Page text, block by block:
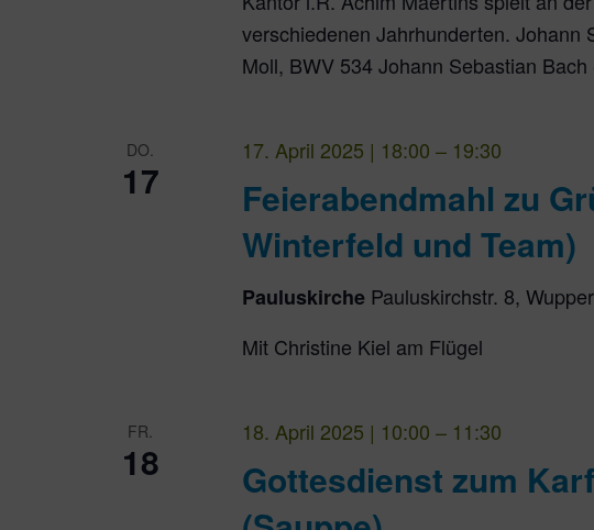
verschiedenen Jahrhunderten. Johann
Moll, BWV 534 Johann Sebastian
DO.
17
Feierabendmahl zu
Winterfeld und Team)
17. April 2025 | 18:00 – 19:30
Pauluskirche Pauluskirchstr. 8,
Mit Christine Kiel am Flügel
FR.
18
Gottesdienst zum
18. April 2025 | 10:00 – 11:30